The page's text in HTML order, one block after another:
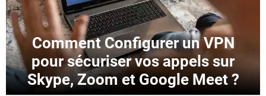
Comment Configurer un VPN
pour sécuriser vos appels sur
Skype, Zoom et Google Meet ?